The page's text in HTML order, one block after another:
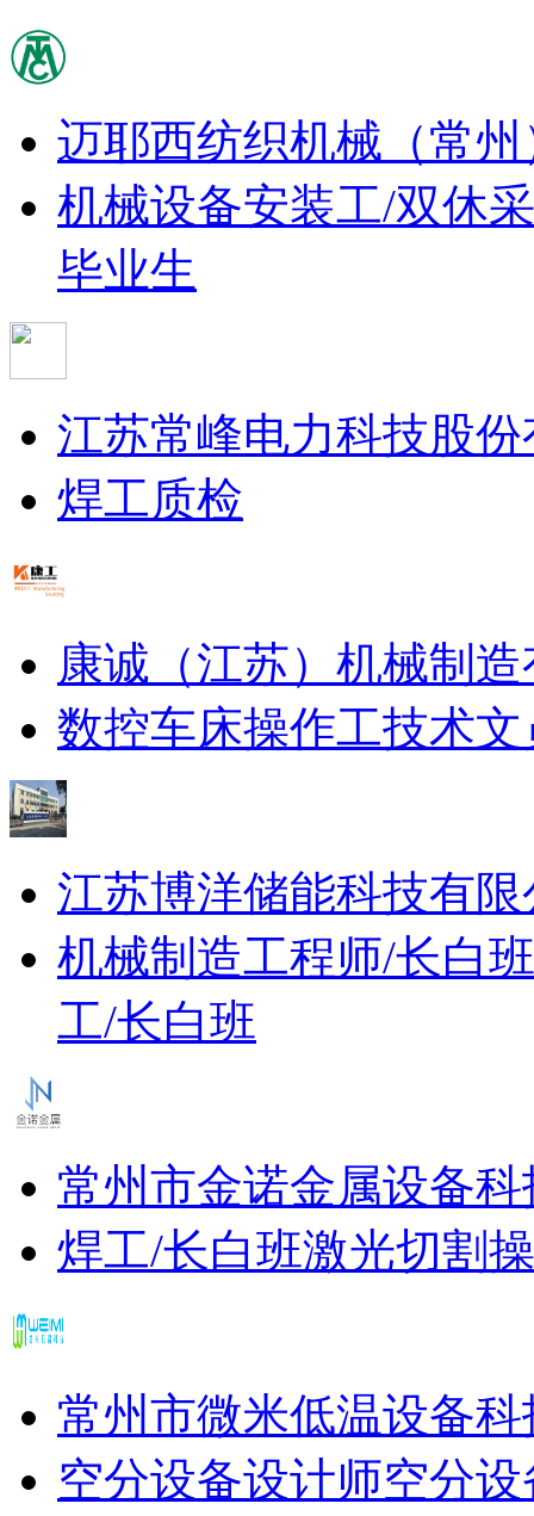
迈耶西纺织机械（常
机械设备安装工/双休
毕业生
江苏常峰电力科技股
焊工质检
康诚（江苏）机械制
数控车床操作工技术文
江苏博洋储能科技有限
机械制造工程师/长白班
工/长白班
常州市金诺金属设备
焊工/长白班激光切割
常州市微米低温设备
空分设备设计师空分